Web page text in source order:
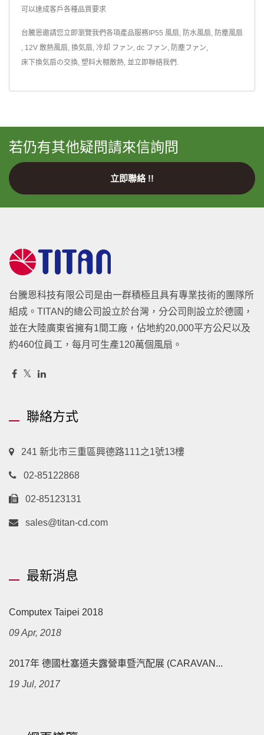
可以達成客戶各種品質要求
台騰恩邀請您立即瀏覽我們各項產品服務 IP55 風扇, 防水風扇, 防塵風扇
, 12V 散熱風扇, 換気扇, 冷却 ファン, dc ファン, 防塵ファン,
床下換気扇の交換, 塑料大棚散熱, 並立即聯絡我們.
若仍有其他疑問請來信詢問
立即聯絡 !!
台騰恩科技有限公司是由一群積極且具有專業技術的團隊所
組成。TITAN的總公司設立於台灣，分公司則設立於德國，
並在大陸廣東省擁有1間工廠，佔地約20,000平方公尺以及
約460位員工，每月可生產120萬個風扇。
聯絡方式
241 新北市三重區興德路111之1號13樓
02-85122868
02-85123131
sales@titan-cd.com
最新消息
Computex Taipei 2018
09 Apr, 2018
2017年 德國杜塞道夫露營車暨汽配展 (CARAVAN...
19 Jul, 2017